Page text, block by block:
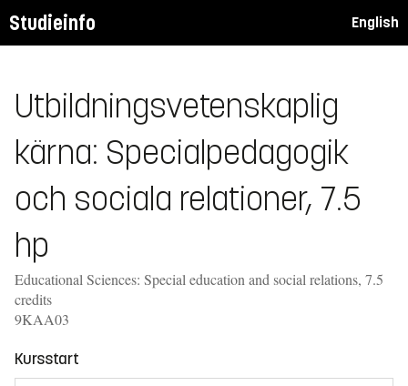
Studieinfo English
Utbildningsvetenskaplig
kärna: Specialpedagogik
och sociala relationer, 7.5
hp
Educational Sciences: Special education and social relations, 7.5
credits
9KAA03
Kursstart